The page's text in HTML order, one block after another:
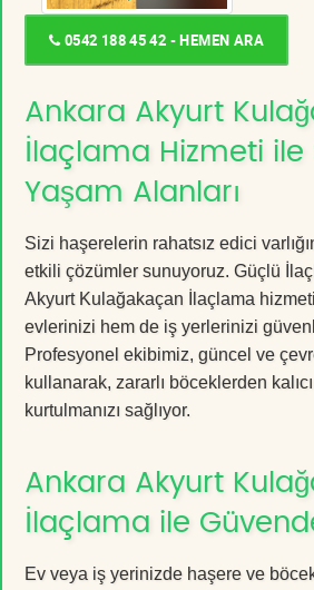
0542 188 45 42 - HEMEN ARA
Ankara Akyurt
İlaçlama Hizmeti ile
Yaşam Alanları
Sizi haşerelerin rahatsız edici
etkili çözümler sunuyoruz. Güçlü
Akyurt Kulağakaçan İlaçlama
evlerinizi hem de iş yerlerinizi
Profesyonel ekibimiz, güncel ve
kullanarak, zararlı böceklerden
kurtulmanızı sağlıyor.
Ankara Akyurt
İlaçlama ile
Ev veya iş yerinizde haşere ve